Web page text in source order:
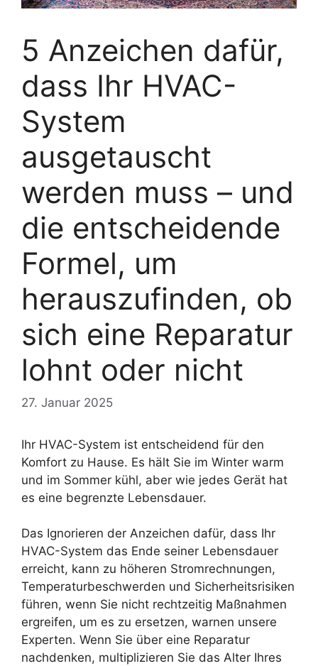
5 Anzeichen dafür,
dass Ihr HVAC-
System
ausgetauscht
werden muss – und
die entscheidende
Formel, um
herauszufinden, ob
sich eine Reparatur
lohnt oder nicht
27. Januar 2025
Ihr HVAC-System ist entscheidend für den
Komfort zu Hause. Es hält Sie im Winter warm
und im Sommer kühl, aber wie jedes Gerät hat
es eine begrenzte Lebensdauer.
Das Ignorieren der Anzeichen dafür, dass Ihr
HVAC-System das Ende seiner Lebensdauer
erreicht, kann zu höheren Stromrechnungen,
Temperaturbeschwerden und Sicherheitsrisiken
führen, wenn Sie nicht rechtzeitig Maßnahmen
ergreifen, um es zu ersetzen, warnen unsere
Experten. Wenn Sie über eine Reparatur
nachdenken, multiplizieren Sie das Alter Ihres